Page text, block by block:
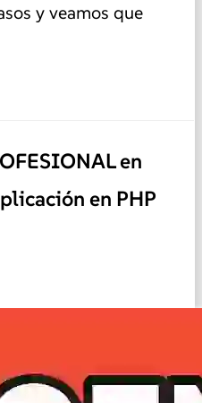
y veamos que
en
en PHP